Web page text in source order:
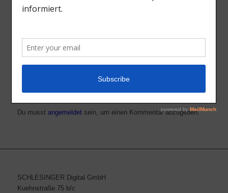
Hinterlasse einen Kommentar
Hinterlasse uns deinen Kommentar!
Du musst angemeldetsein, um einen Kommentar abzugeben.
SCHLESINGER Digital GmbH
Kuehnstraße 75 b/c